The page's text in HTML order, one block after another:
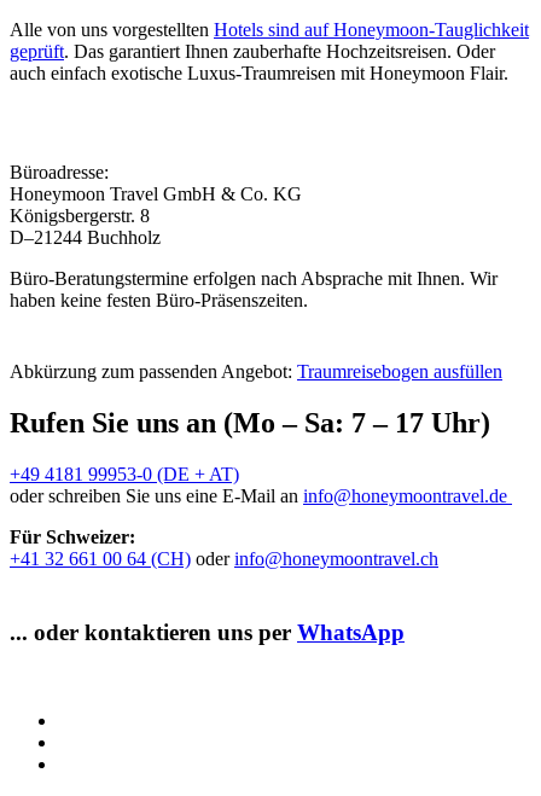
Alle von uns vorgestellten Hotels sind auf Honeymoon-Tauglichkeit
geprüft. Das garantiert Ihnen zauberhafte Hochzeitsreisen. Oder
auch einfach exotische Luxus-Traumreisen mit Honeymoon Flair.
Büroadresse:
Honeymoon Travel GmbH & Co. KG
Königsbergerstr. 8
D–21244 Buchholz
Büro-Beratungstermine erfolgen nach Absprache mit Ihnen. Wir
haben keine festen Büro-Präsenszeiten.
Abkürzung zum passenden Angebot: Traumreisebogen ausfüllen
Rufen Sie uns an (Mo – Sa: 7 – 17 Uhr)
+49 4181 99953-0 (DE + AT)
oder schreiben Sie uns eine E-Mail an info@honeymoontravel.de
Für Schweizer:
+41 32 661 00 64 (CH) oderinfo@honeymoontravel.ch
... oder kontaktieren uns per WhatsApp